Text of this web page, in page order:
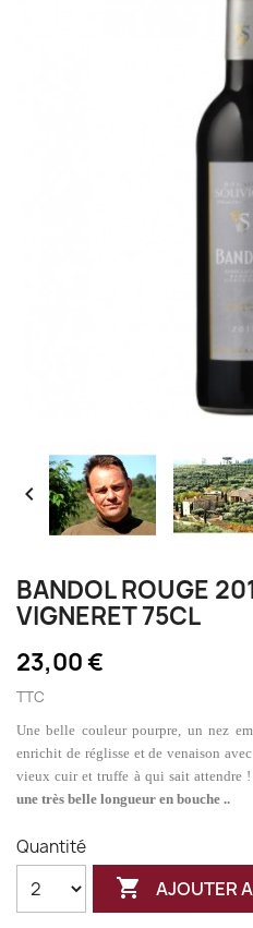

BANDOL ROUGE
VIGNERET 75CL
23,00 €
TTC
Une belle couleur pourpre, un nez
enrichit de réglisse et de venaison
vieux cuir et truffe à qui sait attendre
une très belle longueur en bouche ..
Quantité
 AJOUTER